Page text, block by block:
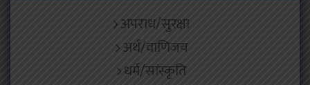
अपराध/सुरक्षा
अर्थ/वाणिजय
धर्म/सांस्कृति